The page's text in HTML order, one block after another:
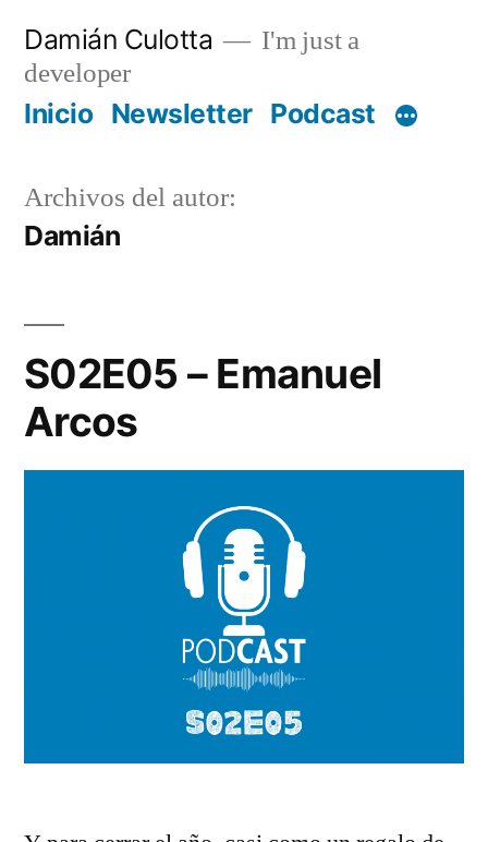
contenido
Damián Culotta
I'm just a
developer
Inicio Newsletter Podcast
Archivos del autor:
Damián
S02E05 – Emanuel
Arcos